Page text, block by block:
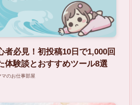
者必見！初投稿10日で1,000回
体験談とおすすめツール8選
マのお仕事部屋